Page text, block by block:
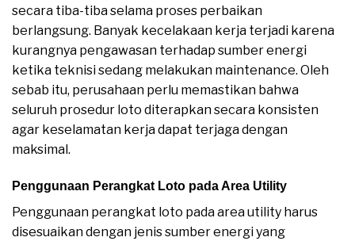
secara tiba-tiba selama proses perbaikan
berlangsung. Banyak kecelakaan kerja terjadi karena
kurangnya pengawasan terhadap sumber energi
ketika teknisi sedang melakukan maintenance. Oleh
sebab itu, perusahaan perlu memastikan bahwa
seluruh prosedur loto diterapkan secara konsisten
agar keselamatan kerja dapat terjaga dengan
maksimal.
Penggunaan Perangkat Loto pada Area Utility
Penggunaan perangkat loto pada area utility harus
disesuaikan dengan jenis sumber energi yang